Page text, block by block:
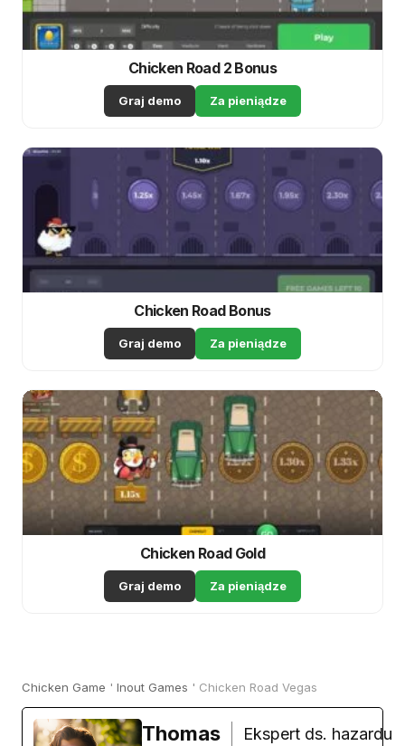
Chicken Road 2 Bonus
Graj demo Za pieniądze
Chicken Road Bonus
Graj demo Za pieniądze
Chicken Road Gold
Graj demo Za pieniądze
Chicken Game ' Inout Games ' Chicken Road Vegas
Thomas
Ekspert ds. hazardu